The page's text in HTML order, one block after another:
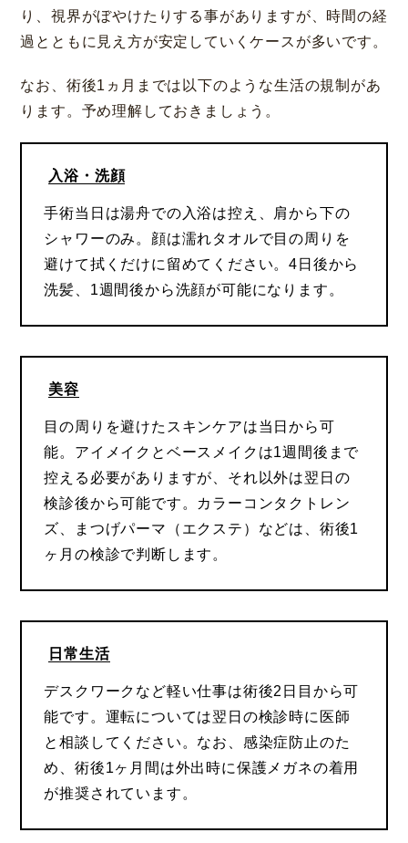
り、視界がぼやけたりする事がありますが、時間の経
過とともに見え方が安定していくケースが多いです。
なお、術後1ヵ月までは以下のような生活の規制があ
ります。予め理解しておきましょう。
入浴・洗顔
手術当日は湯舟での入浴は控え、肩から下の
シャワーのみ。顔は濡れタオルで目の周りを
避けて拭くだけに留めてください。4日後から
洗髪、1週間後から洗顔が可能になります。
美容
目の周りを避けたスキンケアは当日から可
能。アイメイクとベースメイクは1週間後まで
控える必要がありますが、それ以外は翌日の
検診後から可能です。カラーコンタクトレン
ズ、まつげパーマ（エクステ）などは、術後1
ヶ月の検診で判断します。
日常生活
デスクワークなど軽い仕事は術後2日目から可
能です。運転については翌日の検診時に医師
と相談してください。なお、感染症防止のた
め、術後1ヶ月間は外出時に保護メガネの着用
が推奨されています。
大阪 梅田（本院） 福岡 天神
CLOSE
神戸 三宮 福岡 天神
福岡 飯塚